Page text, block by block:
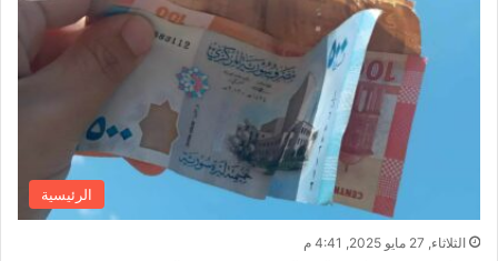
الرئيسية
الثلاثاء, 27 مايو 2025, 4:41 م